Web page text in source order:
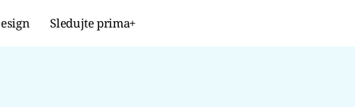
Sledujte prima+